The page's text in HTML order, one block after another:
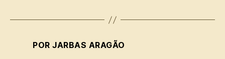
gera
POR JARBAS ARAGÃO